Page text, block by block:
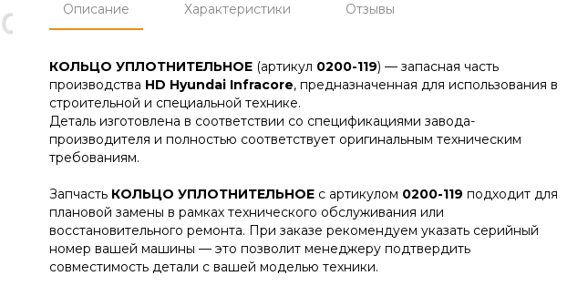
Описание Характеристики Отзывы
КОЛЬЦО УПЛОТНИТЕЛЬНОЕ(артикул 0200-119) — запасная часть
производства HD Hyundai Infracore, предназначенная для использования в
строительной и специальной технике.
Деталь изготовлена в соответствии со спецификациями завода-
производителя и полностью соответствует оригинальным техническим
требованиям.
Запчасть КОЛЬЦО УПЛОТНИТЕЛЬНОЕс артикулом 0200-119 подходит для
плановой замены в рамках технического обслуживания или
восстановительного ремонта. При заказе рекомендуем указать серийный
номер вашей машины — это позволит менеджеру подтвердить
совместимость детали с вашей моделью техники.